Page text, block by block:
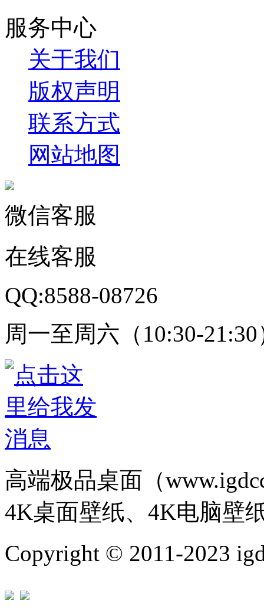
服务中心
关于我们
版权声明
联系方式
网站地图
微信客服
在线客服
QQ:8588-08726
周一至周六（10:30-21:30
高端极品桌面（
4K桌面壁纸、4K电脑壁
Copyright © 2011-2023